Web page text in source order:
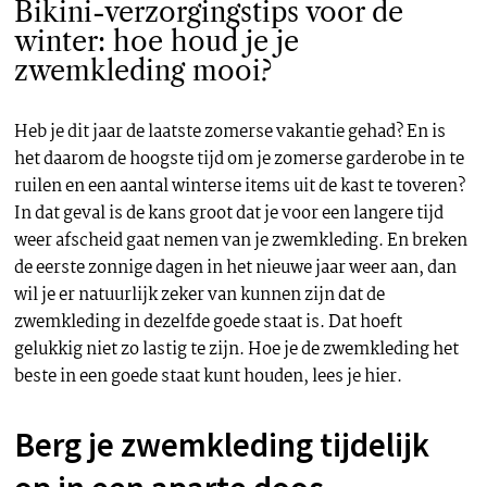
Bikini-verzorgingstips voor de
winter: hoe houd je je
zwemkleding mooi?
Heb je dit jaar de laatste zomerse vakantie gehad? En is
het daarom de hoogste tijd om je zomerse garderobe in te
ruilen en een aantal winterse items uit de kast te toveren?
In dat geval is de kans groot dat je voor een langere tijd
weer afscheid gaat nemen van je zwemkleding. En breken
de eerste zonnige dagen in het nieuwe jaar weer aan, dan
wil je er natuurlijk zeker van kunnen zijn dat de
zwemkleding in dezelfde goede staat is. Dat hoeft
gelukkig niet zo lastig te zijn. Hoe je de zwemkleding het
beste in een goede staat kunt houden, lees je hier.
Berg je zwemkleding tijdelijk